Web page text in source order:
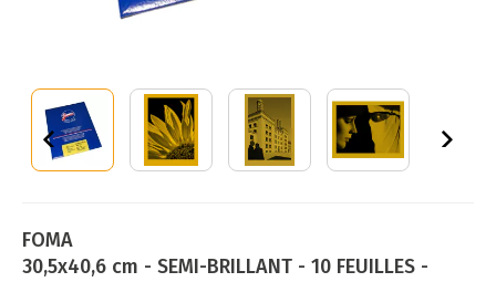
FOMA
30,5x40,6 cm - SEMI-BRILLANT - 10 FEUILLES -